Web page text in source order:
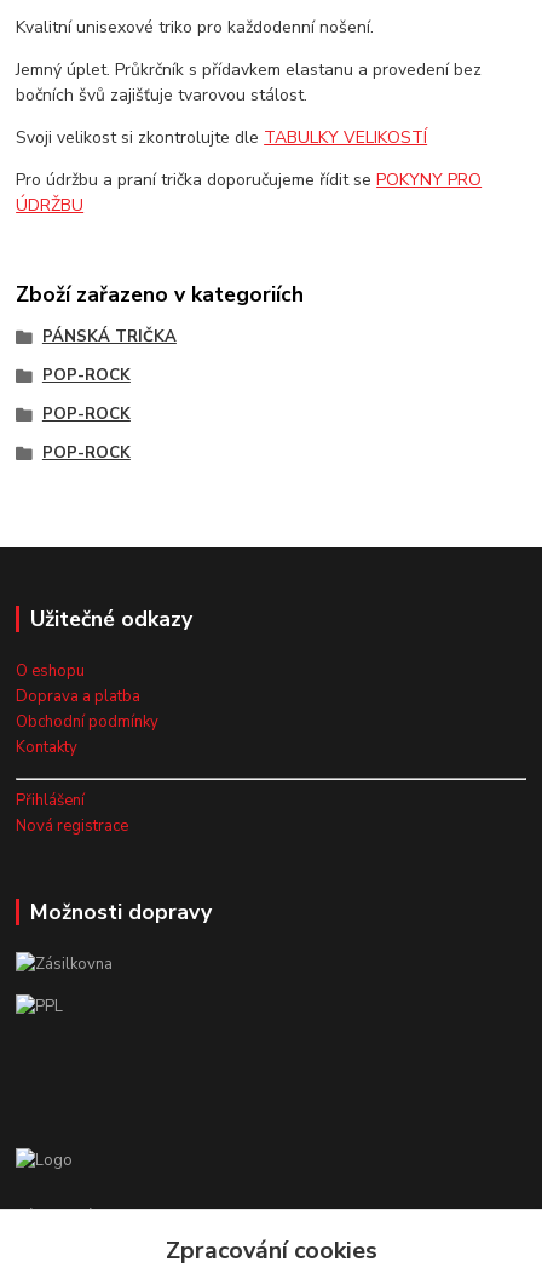
Kvalitní unisexové triko pro každodenní nošení.
Jemný úplet. Průkrčník s přídavkem elastanu a provedení bez
bočních švů zajišťuje tvarovou stálost.
Svoji velikost si zkontrolujte dle TABULKY VELIKOSTÍ
Pro údržbu a praní trička doporučujeme řídit sePOKYNY PRO
ÚDRŽBU
Zboží zařazeno v kategoriích
PÁNSKÁ TRIČKA
POP-ROCK
POP-ROCK
POP-ROCK
Užitečné odkazy
O eshopu
Doprava a platba
Obchodní podmínky
Kontakty
Přihlášení
Nová registrace
Možnosti dopravy
Zákaznická podpora EshopMB.cz
+420 606 622 002Zpracování cookies